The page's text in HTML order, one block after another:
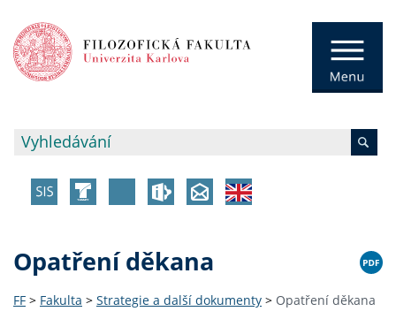
Opatření děkana
FF > Fakulta > Strategie a další dokumenty > Opatření děkana